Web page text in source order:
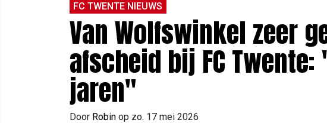
FC TWENTE NIEUWS
Van Wolfswinkel zeer
afscheid bij FC
jaren"
Door Robin op zo. 17 mei 2026